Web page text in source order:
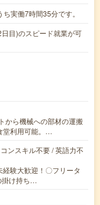
実働7時間35分です。
目)のスピード就業が可
から機械への部材の運搬
堂利用可能。…
ンスキル不要 / 英語力不
経験大歓迎！〇フリータ
掛け持ち…